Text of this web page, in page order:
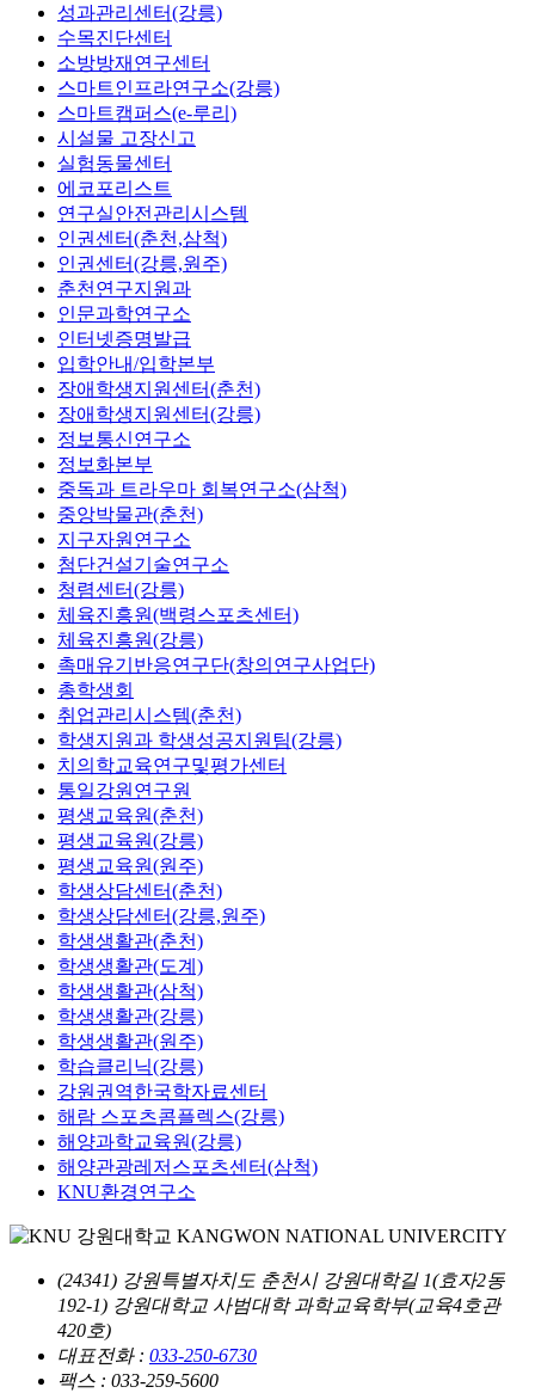
성과관리센터(강릉)
수목진단센터
소방방재연구센터
스마트인프라연구소(강릉)
스마트캠퍼스(e-루리)
시설물 고장신고
실험동물센터
에코포리스트
연구실안전관리시스템
인권센터(춘천,삼척)
인권센터(강릉,원주)
춘천연구지원과
인문과학연구소
인터넷증명발급
입학안내/입학본부
장애학생지원센터(춘천)
장애학생지원센터(강릉)
정보통신연구소
정보화본부
중독과 트라우마 회복연구소(삼척)
중앙박물관(춘천)
지구자원연구소
첨단건설기술연구소
청렴센터(강릉)
체육진흥원(백령스포츠센터)
체육진흥원(강릉)
촉매유기반응연구단(창의연구사업단)
총학생회
취업관리시스템(춘천)
학생지원과 학생성공지원팀(강릉)
치의학교육연구및평가센터
통일강원연구원
평생교육원(춘천)
평생교육원(강릉)
평생교육원(원주)
학생상담센터(춘천)
학생상담센터(강릉,원주)
학생생활관(춘천)
학생생활관(도계)
학생생활관(삼척)
학생생활관(강릉)
학생생활관(원주)
학습클리닉(강릉)
강원권역한국학자료센터
해람 스포츠콤플렉스(강릉)
해양과학교육원(강릉)
해양관광레저스포츠센터(삼척)
KNU환경연구소
(24341) 강원특별자치도 춘천시 강원대학길 1(효자2동
192-1) 강원대학교 사범대학 과학교육학부(교육4호관
420호)
대표전화 : 033-250-6730
팩스 : 033-259-5600